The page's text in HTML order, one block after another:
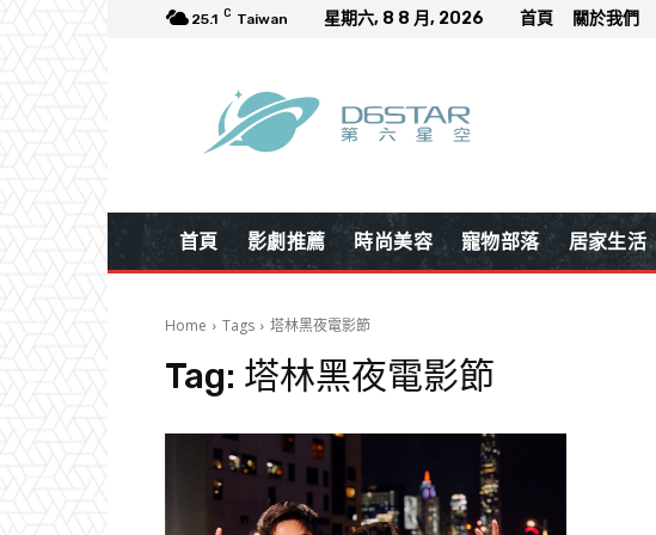
25.1 C Taiwan 星期六, 8 8 月, 2026 首頁 關於我們
首頁 影劇推薦 時尚美容 寵物部落 居家生活
Home Tags 塔林黑夜電影節
Tag: 塔林黑夜電影節